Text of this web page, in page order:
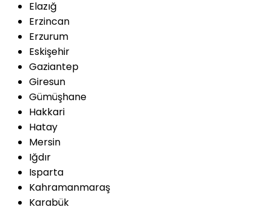
Elazığ
Erzincan
Erzurum
Eskişehir
Gaziantep
Giresun
Gümüşhane
Hakkari
Hatay
Mersin
Iğdır
Isparta
Kahramanmaraş
Karabük